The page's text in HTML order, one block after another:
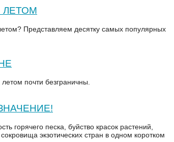
ЛЕТОМ
Представляем десятку самых популярных
почти безграничны.
горячего песка, буйство красок растений,
экзотических стран в одном коротком